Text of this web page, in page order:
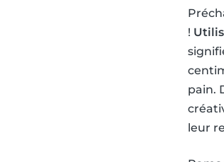
!
pain.
leur